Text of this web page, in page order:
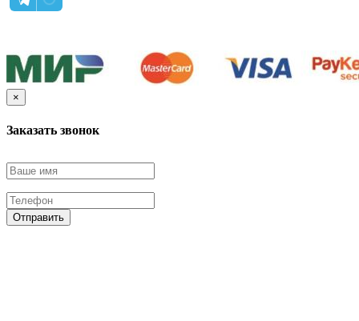
×
Заказать звонок
Отправить